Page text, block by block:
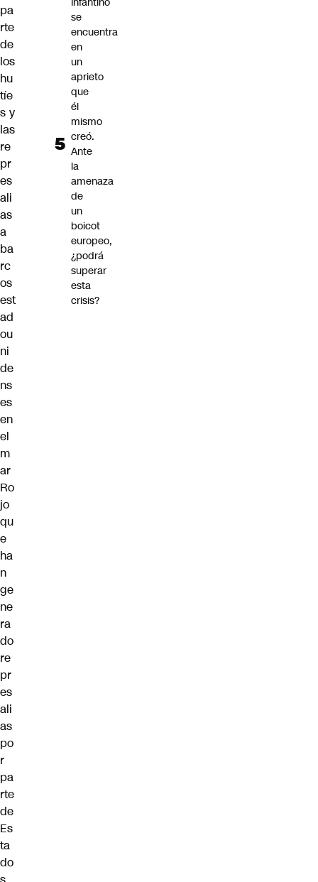
pa
rte
de
los
hu
tíe
s y
las
re
pr
es
ali
as
a
ba
rc
os
est
ad
ou
ni
de
ns
es
en
el
m
ar
Ro
jo
qu
e
ha
n
ge
ne
ra
do
re
pr
es
ali
as
po
r
pa
rte
de
Es
ta
do
se
encuentra
en
un
aprieto
que
él
mismo
creó.
Ante
la
amenaza
de
un
boicot
europeo,
¿podrá
superar
esta
crisis?